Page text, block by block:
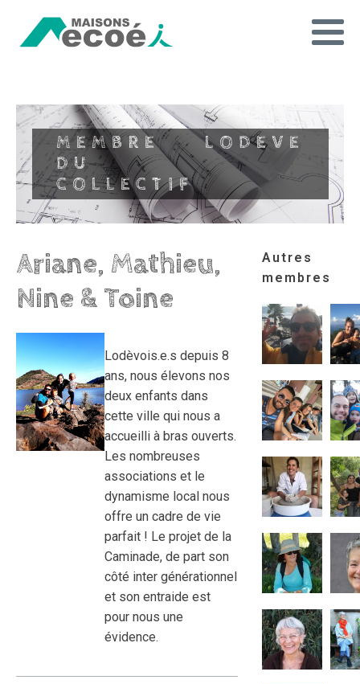
MEMBRE
DU
COLLECTIF
LODEVE
Ariane, Mathieu,
Nine & Toine
Lodèvois.e.s depuis 8
ans, nous élevons nos
deux enfants dans
cette ville qui nous a
accueilli à bras ouverts.
Les nombreuses
associations et le
dynamisme local nous
offre un cadre de vie
parfait ! Le projet de la
Caminade, de part son
côté inter générationnel
et son entraide est
pour nous une
évidence.
Autres
membres